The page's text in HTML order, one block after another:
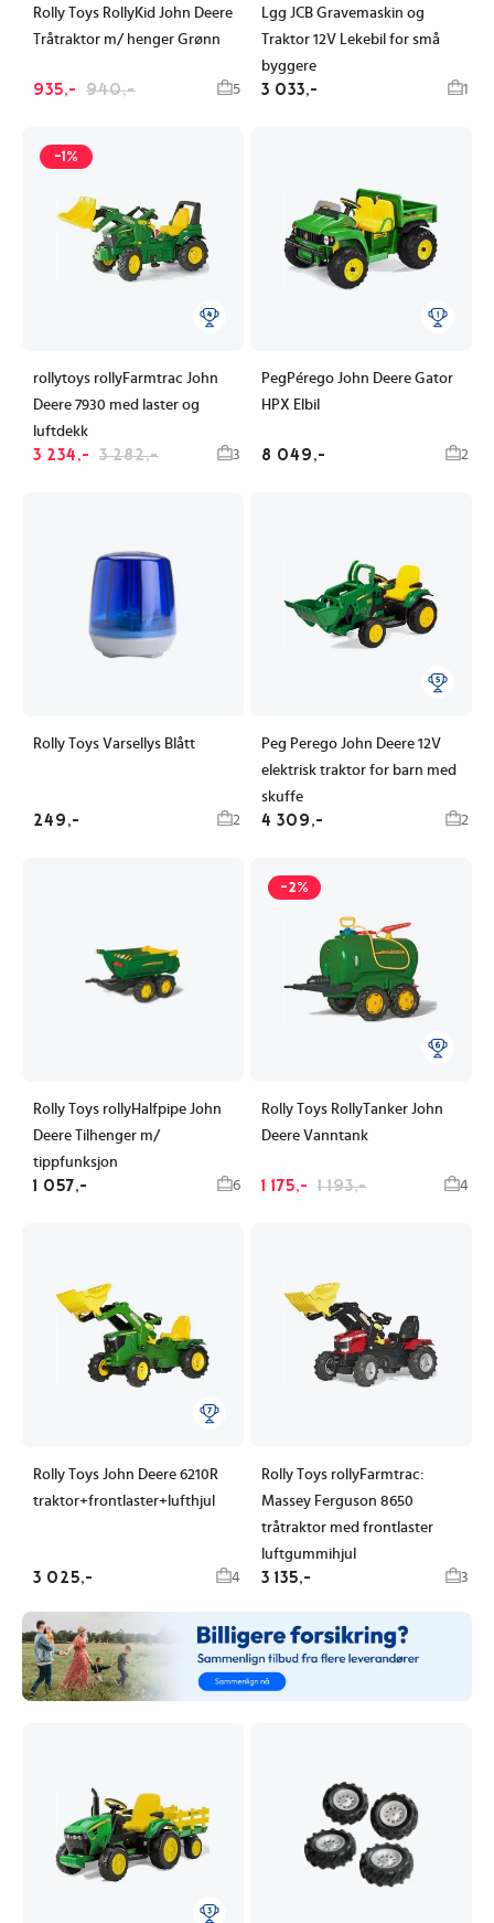
Rolly Toys RollyKid John Deere
Tråtraktor m/ henger Grønn
935,- 940,- 5
Lgg JCB Gravemaskin og
Traktor 12V Lekebil for små
byggere
3 033,- 1
-1%
rollytoys rollyFarmtrac John
Deere 7930 med laster og
luftdekk
3 234,- 3 282,- 3
PegPérego John Deere Gator
HPX Elbil
8 049,- 2
Rolly Toys Varsellys Blått
249,- 2
Peg Perego John Deere 12V
elektrisk traktor for barn med
skuffe
4 309,- 2
Rolly Toys rollyHalfpipe John
Deere Tilhenger m/
tippfunksjon
1 057,- 6
-2%
Rolly Toys RollyTanker John
Deere Vanntank
1 175,- 1 193,- 4
Rolly Toys John Deere 6210R
traktor+frontlaster+lufthjul
3 025,- 4
Rolly Toys rollyFarmtrac:
Massey Ferguson 8650
tråtraktor med frontlaster
luftgummihjul
3 135,- 3